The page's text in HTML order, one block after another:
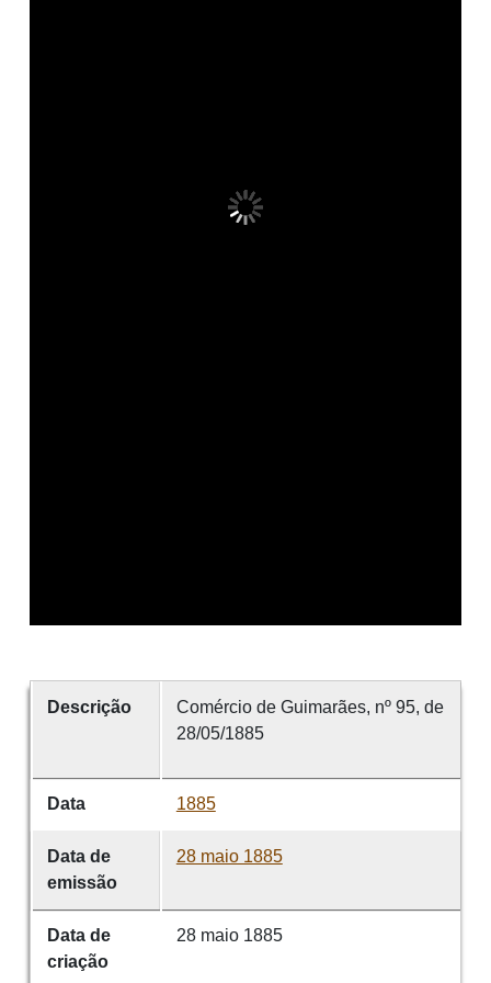
Descrição
Comércio de Guimarães, nº 95, de
28/05/1885
Data 1885
Data de
emissão
28 maio 1885
Data de
criação
28 maio 1885